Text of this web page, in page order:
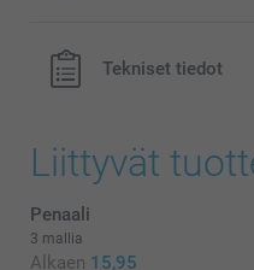
Tekniset tiedot
Liittyvät
Penaali
3 mallia
Alkaen 15,95